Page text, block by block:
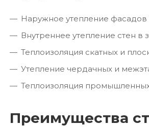
Наружное утепление
Внутреннее утепление стен
Теплоизоляция скатных и
Утепление чердачных и
Теплоизоляция
Преимущества